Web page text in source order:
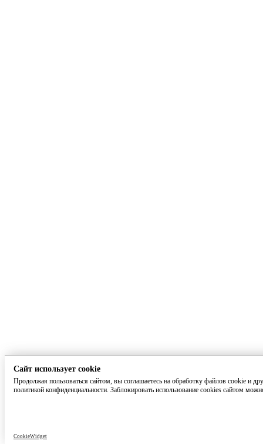
Сайт использует cookie
Продолжая пользоваться сайтом, вы соглашаетесь на обработку файлов cookie и
политикой конфиденциальности. Заблокировать использование cookies сайтом
CookieWidget